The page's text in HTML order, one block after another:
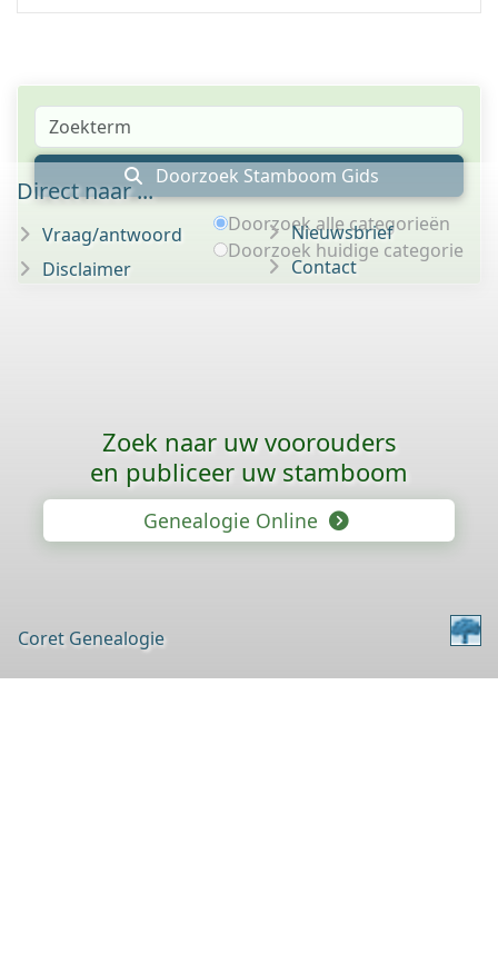
Doorzoek Stamboom Gids
Doorzoek alle categorieën
Doorzoek huidige categorie
Direct naar ...
Vraag/antwoord
Disclaimer
Nieuwsbrief
Contact
Zoek naar uw voorouders
en publiceer uw stamboom
Genealogie Online
Coret Genealogie